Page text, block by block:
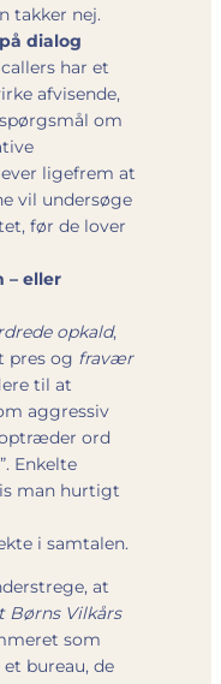
takker nej.
dialog
har et
afvisende,
om
ligefrem at
vil undersøge
før de lover
– eller
opkald,
pres og fravær
til at
aggressiv
ord
Enkelte
man hurtigt
i samtalen.
at
Vilkårs
som
bureau, de